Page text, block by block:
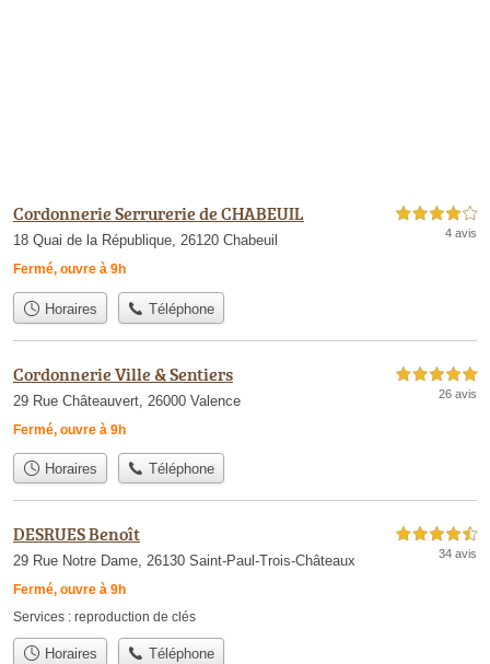
Cordonnerie Serrurerie de CHABEUIL
18 Quai de la République, 26120 Chabeuil
Fermé, ouvre à 9h
4,0 étoiles sur 5
4 avis
Horaires Téléphone
Cordonnerie Ville & Sentiers
29 Rue Châteauvert, 26000 Valence
Fermé, ouvre à 9h
5,0 étoiles sur 5
26 avis
Horaires Téléphone
DESRUES Benoît
29 Rue Notre Dame, 26130 Saint-Paul-Trois-Châteaux
Fermé, ouvre à 9h
4,5 étoiles sur 5
34 avis
Services : reproduction de clés
Horaires Téléphone